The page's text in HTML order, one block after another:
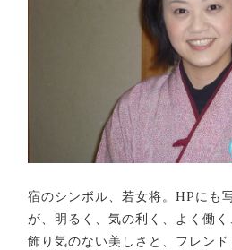
宿のシンボル、若女将。HPにも
が、明るく、気の利く、よく働く
飾り気のない美しさと、フレン